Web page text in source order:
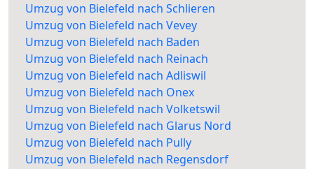
Umzug von Bielefeld nach Schlieren
Umzug von Bielefeld nach Vevey
Umzug von Bielefeld nach Baden
Umzug von Bielefeld nach Reinach
Umzug von Bielefeld nach Adliswil
Umzug von Bielefeld nach Onex
Umzug von Bielefeld nach Volketswil
Umzug von Bielefeld nach Glarus Nord
Umzug von Bielefeld nach Pully
Umzug von Bielefeld nach Regensdorf